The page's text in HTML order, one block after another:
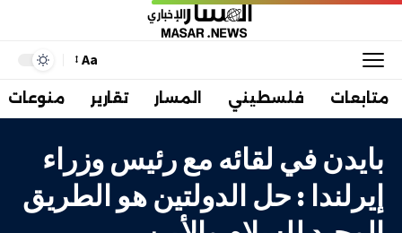
Aa
متابعات فلسطيني المسار تقارير منوعات
بايدن في لقائه مع رئيس وزراء
إيرلندا : حل الدولتين هو الطريق